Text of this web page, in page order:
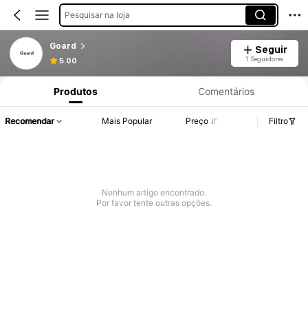
Pesquisar na loja
Goard
5.00
Seguir
1 Seguidores
Produtos Comentários
Recomendar Mais Popular Preço Filtro
Nenhum artigo encontrado.
Por favor tente outras opções.